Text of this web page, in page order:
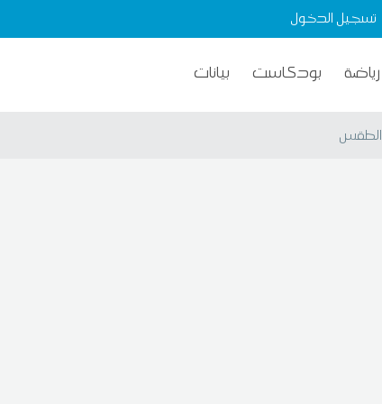
تسجيل الدخول
رياضة بودكاست بيانات
الطقس